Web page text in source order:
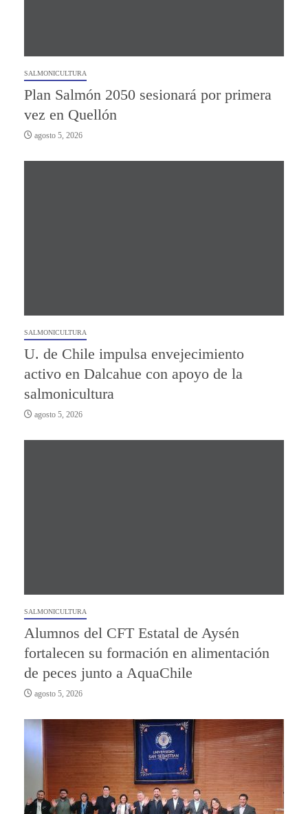
SALMONICULTURA
Plan Salmón 2050 sesionará por primera
vez en Quellón
agosto 5, 2026
SALMONICULTURA
U. de Chile impulsa envejecimiento
activo en Dalcahue con apoyo de la
salmonicultura
agosto 5, 2026
SALMONICULTURA
Alumnos del CFT Estatal de Aysén
fortalecen su formación en alimentación
de peces junto a AquaChile
agosto 5, 2026